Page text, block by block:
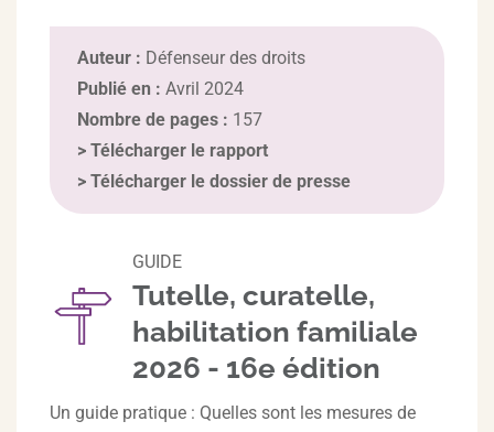
Auteur : Défenseur des droits
Publié en : Avril 2024
Nombre de pages : 157
> Télécharger le rapport
> Télécharger le dossier de presse
GUIDE
Tutelle, curatelle,
habilitation familiale
2026 - 16e édition
Un guide pratique : Quelles sont les mesures de